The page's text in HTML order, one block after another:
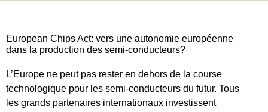
European Chips Act: vers une autonomie européenne
dans la production des semi-conducteurs?
L’Europe ne peut pas rester en dehors de la course
technologique pour les semi-conducteurs du futur. Tous
les grands partenaires internationaux investissent